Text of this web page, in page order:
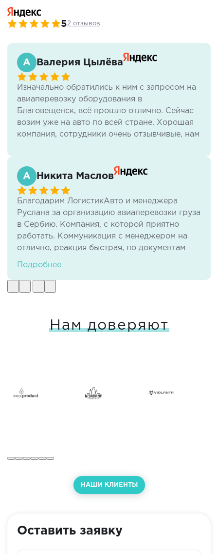
52 отзывов
Валерия Цылёва
Изначально обратились к ним с запросом на
авиаперевозку оборудования в
Благовещенск, всё прошло отлично. Сейчас
возим уже на авто по всей стране. Хорошая
компания, сотрудники очень отзывчивые, нам
Никита Маслов
Благодарим ЛогистикАвто и менеджера
Руслана за организацию авиаперевозки груза
в Сербию. Компания, с которой приятно
работать. Коммуникация с менеджером на
отлично, реакция быстрая, по документам
тоже нет никаких проблем. И самое важное -
виде.
Подробнее
Нам доверяют
НАШИ КЛИЕНТЫ
Оставить заявку